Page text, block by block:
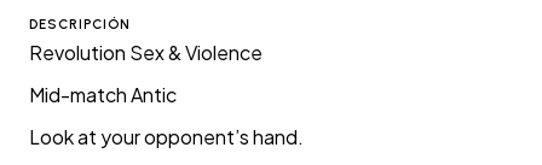
DESCRIPCIÓN
Revolution Sex & Violence
Mid-match Antic
Look at your opponent’s hand.